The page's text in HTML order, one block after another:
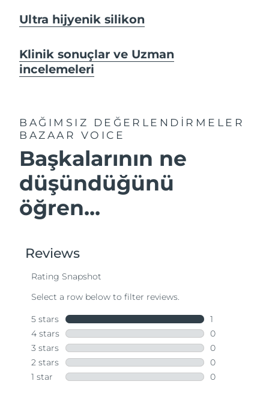
Ultra hijyenik silikon
Klinik sonuçlar ve Uzman
incelemeleri
BAĞIMSIZ DEĞERLENDİRMELER
BAZAAR VOICE
Başkalarının ne
düşündüğünü
öğren...